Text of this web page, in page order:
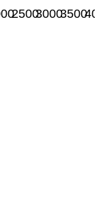
250030003500